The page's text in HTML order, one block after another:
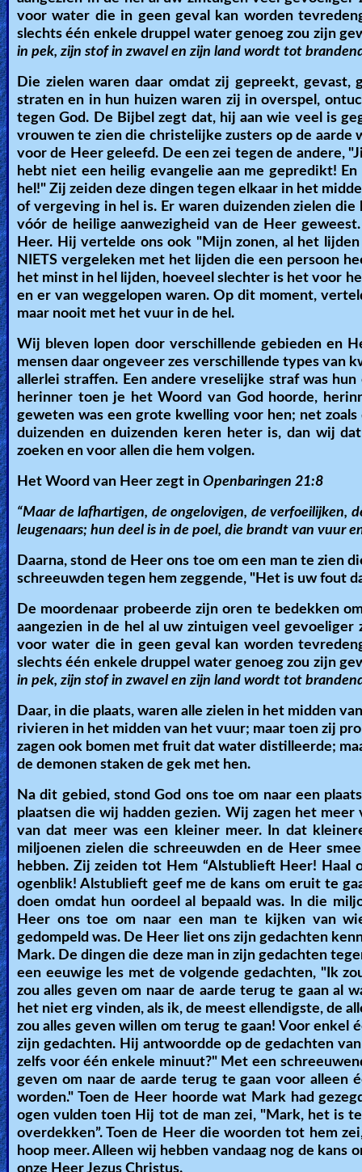
voor water die in geen geval kan worden
slechts één enkele druppel water genoeg zou zijn
in pek, zijn stof in zwavel en zijn land wordt tot
Die zielen waren daar omdat zij gepreekt, gevast,
straten en in hun huizen waren zij in overspel,
tegen God. De Bijbel zegt dat, hij aan wie veel is
vrouwen te zien die christelijke zusters op de aarde
voor de Heer geleefd. De een zei tegen de andere,
hebt niet een heilig evangelie aan me gepredikt!
hel!" Zij zeiden deze dingen tegen elkaar in het
of vergeving in hel is. Er waren duizenden zielen
vóór de heilige aanwezigheid van de Heer
Heer. Hij vertelde ons ook "Mijn zonen, al het
NIETS vergeleken met het lijden die een persoon
het minst in hel lijden, hoeveel slechter is het voor
en er van weggelopen waren. Op dit moment,
maar nooit met het vuur in de hel.
Wij bleven lopen door verschillende gebieden en
mensen daar ongeveer zes verschillende types van
allerlei straffen. Een andere vreselijke straf was
herinner toen je het Woord van God hoorde,
geweten was een grote kwelling voor hen; net
duizenden en duizenden keren heter is, dan wij
zoeken en voor allen die hem volgen.
Het Woord van Heer zegt in Openbaringen 21:8
“Maar de lafhartigen, de ongelovigen, de verfoeilijken,
leugenaars; hun deel is in de poel, die brandt van vuur
Daarna, stond de Heer ons toe om een man te zien
schreeuwden tegen hem zeggende, "Het is uw fout
De moordenaar probeerde zijn oren te bedekken
aangezien in de hel al uw zintuigen veel
voor water die in geen geval kan worden
slechts één enkele druppel water genoeg zou zijn
in pek, zijn stof in zwavel en zijn land wordt tot
Daar, in die plaats, waren alle zielen in het midden
rivieren in het midden van het vuur; maar toen zij
zagen ook bomen met fruit dat water distilleerde;
de demonen staken de gek met hen.
Na dit gebied, stond God ons toe om naar een
plaatsen die wij hadden gezien. Wij zagen het
van dat meer was een kleiner meer. In dat
miljoenen zielen die schreeuwden en de Heer
hebben. Zij zeiden tot Hem “Alstublieft Heer! Haal
ogenblik! Alstublieft geef me de kans om eruit te
doen omdat hun oordeel al bepaald was. In die
Heer ons toe om naar een man te kijken van
gedompeld was. De Heer liet ons zijn gedachten
Mark. De dingen die deze man in zijn gedachten
een eeuwige les met de volgende gedachten, "Ik
zou alles geven om naar de aarde terug te gaan al
het niet erg vinden, als ik, de meest ellendigste, de
zou alles geven willen om terug te gaan! Voor enkel
zijn gedachten. Hij antwoordde op de gedachten
zelfs voor één enkele minuut?" Met een
geven om naar de aarde terug te gaan voor alleen
worden." Toen de Heer hoorde wat Mark had
ogen vulden toen Hij tot de man zei, "Mark, het is
overdekken”. Toen de Heer die woorden tot hem
hoop meer. Alleen wij hebben vandaag nog de kans
onze Heer Jezus Christus.